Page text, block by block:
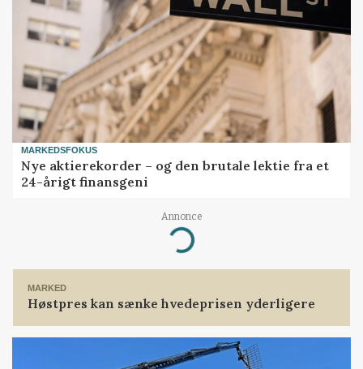
MARKEDSFOKUS
Nye aktierekorder – og den brutale lektie fra et
24-årigt finansgeni
Annonce
Loading...
MARKED
Høstpres kan sænke hvedeprisen yderligere